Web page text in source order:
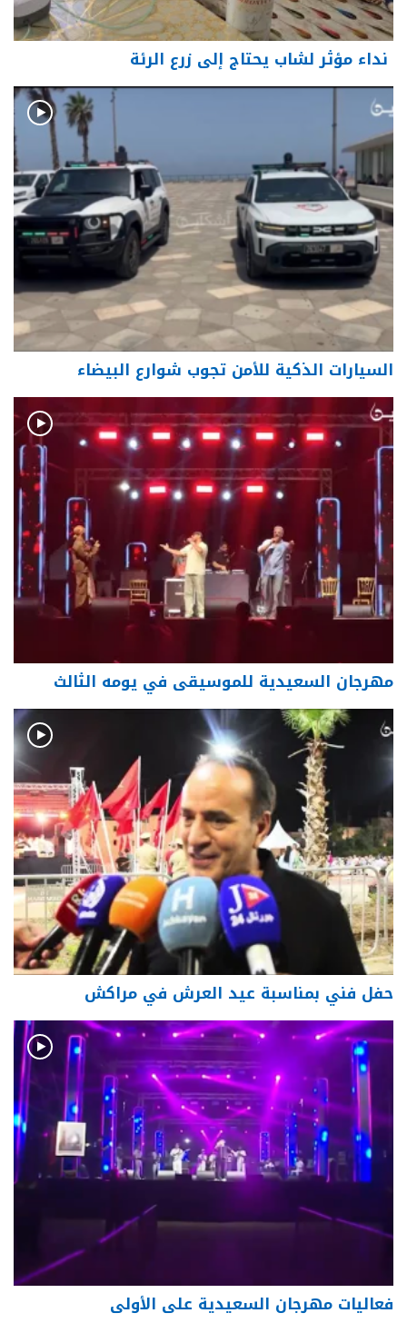
نداء مؤثر لشاب يحتاج إلى زرع الرئة
السيارات الذكية للأمن تجوب شوارع البيضاء
مهرجان السعيدية للموسيقى في يومه الثالث
حفل فني بمناسبة عيد العرش في مراكش
فعاليات مهرجان السعيدية على الأولى